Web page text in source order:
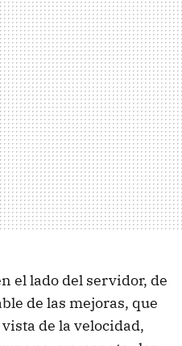
el lado del servidor, de
de las mejoras, que
de la velocidad,